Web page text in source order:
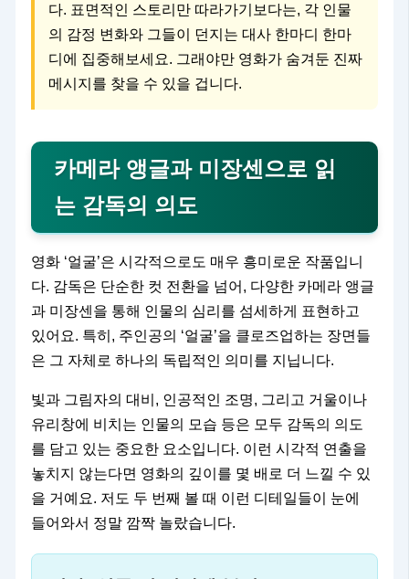
다. 표면적인 스토리만 따라가기보다는, 각 인물
의 감정 변화와 그들이 던지는 대사 한마디 한마
디에 집중해보세요. 그래야만 영화가 숨겨둔 진짜
메시지를 찾을 수 있을 겁니다.
카메라 앵글과 미장센으로 읽
는 감독의 의도
영화 ‘얼굴’은 시각적으로도 매우 흥미로운 작품입니
다. 감독은 단순한 컷 전환을 넘어, 다양한 카메라 앵글
과 미장센을 통해 인물의 심리를 섬세하게 표현하고
있어요. 특히, 주인공의 ‘얼굴’을 클로즈업하는 장면들
은 그 자체로 하나의 독립적인 의미를 지닙니다.
빛과 그림자의 대비, 인공적인 조명, 그리고 거울이나
유리창에 비치는 인물의 모습 등은 모두 감독의 의도
를 담고 있는 중요한 요소입니다. 이런 시각적 연출을
놓치지 않는다면 영화의 깊이를 몇 배로 더 느낄 수 있
을 거예요. 저도 두 번째 볼 때 이런 디테일들이 눈에
들어와서 정말 깜짝 놀랐습니다.